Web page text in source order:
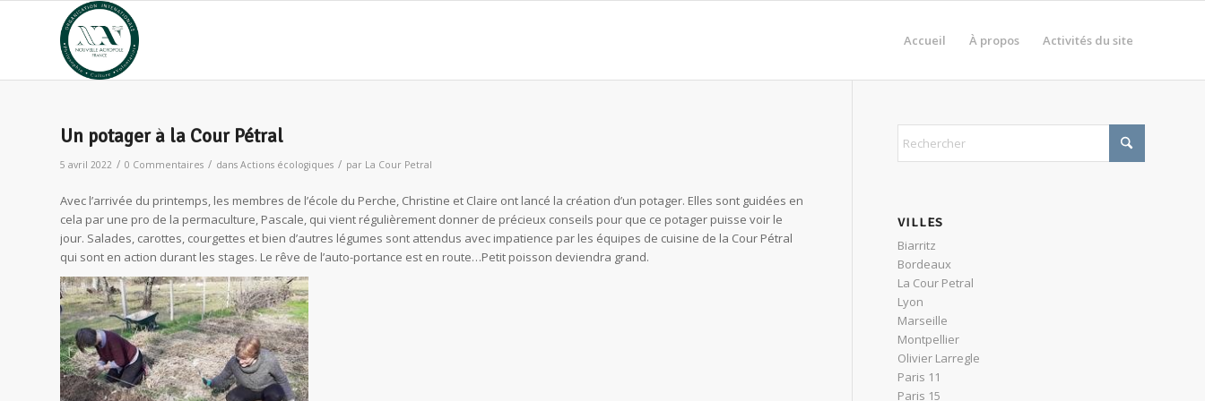
Accueil À propos Activités du site
Un potager à la Cour Pétral
5 avril 2022 / 0 Commentaires / dans Actions écologiques / par La Cour Petral
Avec l’arrivée du printemps, les membres de l’école du Perche, Christine et Claire ont lancé la création d’un potager. Elles sont guidées en
cela par une pro de la permaculture, Pascale, qui vient régulièrement donner de précieux conseils pour que ce potager puisse voir le
jour. Salades, carottes, courgettes et bien d’autres légumes sont attendus avec impatience par les équipes de cuisine de la Cour Pétral
qui sont en action durant les stages. Le rêve de l’auto-portance est en route…Petit poisson deviendra grand.
VILLES
Biarritz
Bordeaux
La Cour Petral
Lyon
Marseille
Montpellier
Olivier Larregle
Paris 11
Paris 15